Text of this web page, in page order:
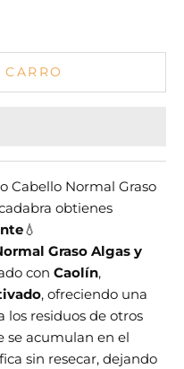
Cabello Normal Graso
obtienes
💧
Graso Algas y
con Caolín,
, ofreciendo una
residuos de otros
se acumulan en el
sin resecar, dejando